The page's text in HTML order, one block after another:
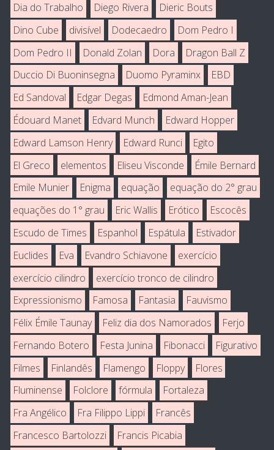
Dia do Trabalho
Diego Rivera
Dieric Bouts
Dino Cube
divisível Dodecaedro
Dom Pedro I
Dom Pedro II
Donald Zolan Dora
Dragon Ball Z
Duccio Di Buoninsegna
Duomo Pyraminx
EBD
Ed Sandoval
Edgar Degas
Edmond Aman-Jean
Édouard Manet
Edvard Munch
Edward Hopper
Edward Lamson Henry
Edward Runci
Egito
El Greco
elementos Eliseu Visconde
Émile Bernard
Emile Munier
Enigma equação
equação do 2° grau
equações do 1° grau
Eric Wallis Erótico
Escocês
Escudo de Times
Espanhol Espátula
Estivador
Euclides
Eva Evandro Schiavone
exercício
exercício cilindro
exercício tronco de cilindro
Expressionismo
Famosa Fantasia
Fauvismo
Félix Émile Taunay
Feliz dia dos Namorados
Ferjo
Fernando Botero
Festa Junina Fibonacci
Figurativo
Filmes
Finlandês Flamengo Floppy
Flores
Fluminense
Folclore fórmula
Fortaleza
Fra Angélico
Fra Filippo Lippi
Francês
Francesco Bartolozzi
Francis Picabia